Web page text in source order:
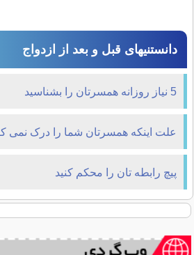
دانستنیهای قبل و بعد از ازدواج
5 نیاز روزانه همسرتان را بشناسید
علت اینکه همسرتان شما را درک نمی
پیچ رابطه تان را محکم کنید